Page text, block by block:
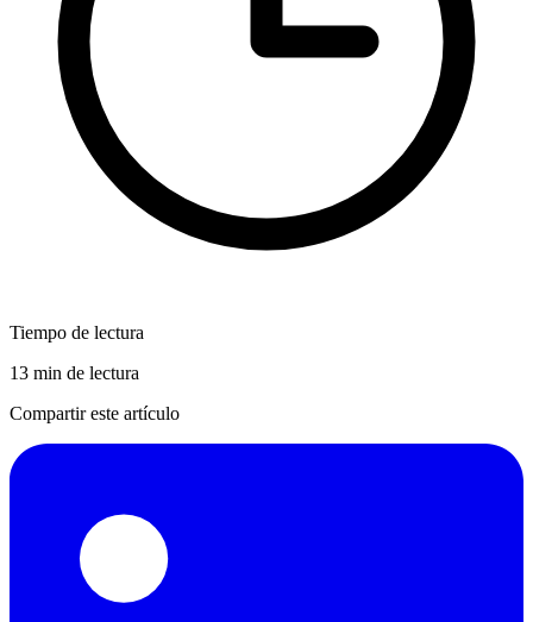
Tiempo de lectura
13 min de lectura
Compartir este artículo